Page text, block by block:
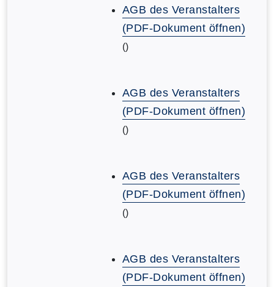
AGB des Veranstalters
(PDF-Dokument öffnen)
()
AGB des Veranstalters
(PDF-Dokument öffnen)
()
AGB des Veranstalters
(PDF-Dokument öffnen)
()
AGB des Veranstalters
(PDF-Dokument öffnen)